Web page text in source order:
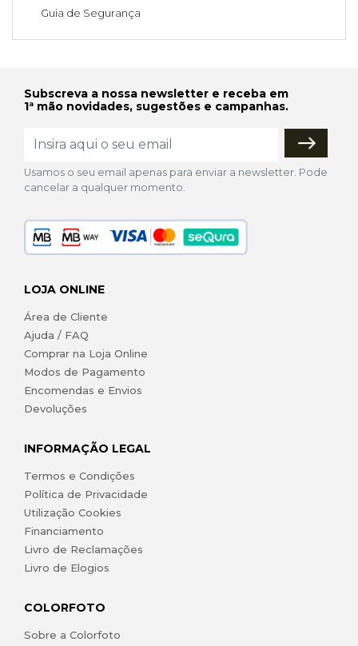
Guia de Segurança
Subscreva a nossa newsletter e receba em
1ª mão novidades, sugestões e campanhas.
Usamos o seu email apenas para enviar a newsletter. Pode
cancelar a qualquer momento.
LOJA ONLINE
Área de Cliente
Ajuda / FAQ
Comprar na Loja Online
Modos de Pagamento
Encomendas e Envios
Devoluções
INFORMAÇÃO LEGAL
Termos e Condições
Política de Privacidade
Utilização Cookies
Financiamento
Livro de Reclamações
Livro de Elogios
COLORFOTO
Sobre a Colorfoto